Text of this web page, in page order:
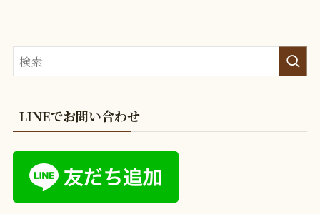
LINEでお問い合わせ